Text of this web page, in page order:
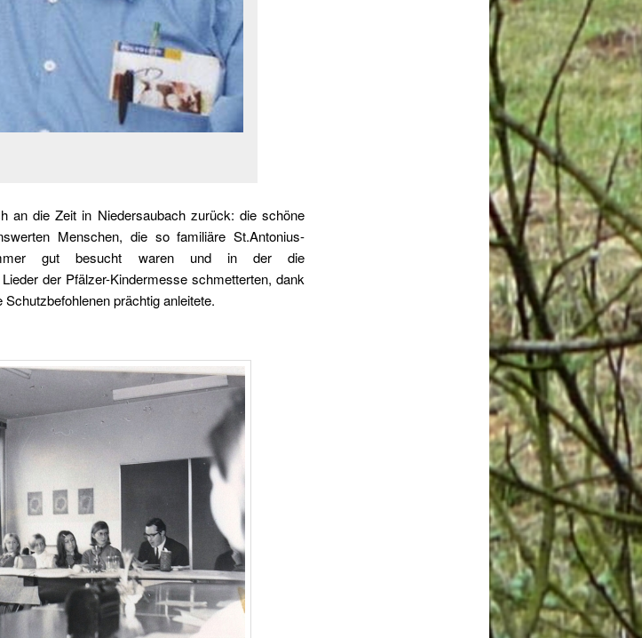
an die Zeit in Niedersaubach zurück: die schöne
Menschen, die so familiäre St.Antonius-
gut besucht waren und in der die
der Pfälzer-Kindermesse schmetterten, dank
prächtig anleitete.